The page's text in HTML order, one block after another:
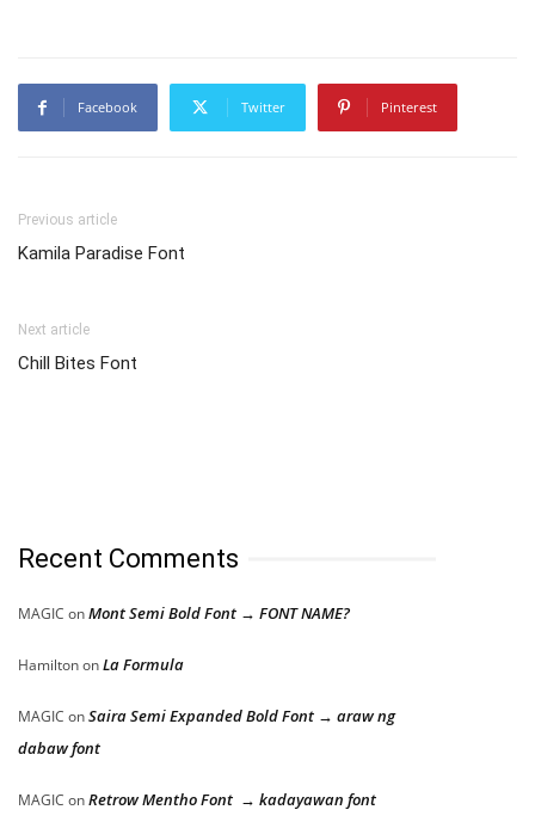
Facebook Twitter Pinterest
Previous article
Kamila Paradise Font
Next article
Chill Bites Font
Recent Comments
MAGIC onMont Semi Bold Font → FONT NAME?
HamiltononLa Formula
MAGIC onSaira Semi Expanded Bold Font → araw ng
dabaw font
MAGIC onRetrow Mentho Font → kadayawan font